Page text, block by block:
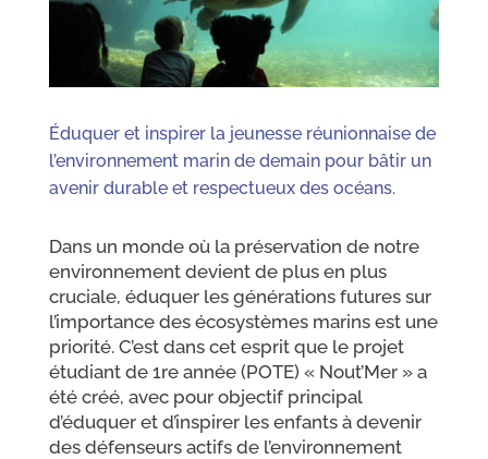
Éduquer et inspirer la jeunesse réunionnaise de
l’environnement marin de demain pour bâtir un
avenir durable et respectueux des océans.
Dans un monde où la préservation de notre
environnement devient de plus en plus
cruciale, éduquer les générations futures sur
l’importance des écosystèmes marins est une
priorité. C’est dans cet esprit que le projet
étudiant de 1re année (POTE) « Nout’Mer » a
été créé, avec pour objectif principal
d’éduquer et d’inspirer les enfants à devenir
des défenseurs actifs de l’environnement